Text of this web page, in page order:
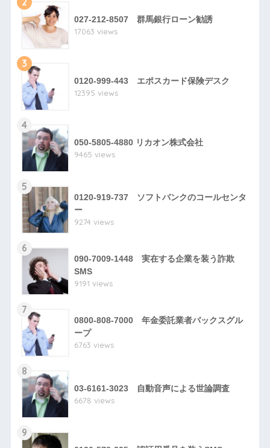
027-212-8507 群馬銀行ローン勧誘
17063 views
3
0120-999-443 エポスカード保険デスク
12395 views
4
050-5805-4880 リカオン株式会社
9465 views
5
0120-919-737 ソフトバンクのコールセンタ
ー
9274 views
6
090-7009-1448 実在する企業を装う詐欺
SMS
9191 views
7
0800-808-7000 年金委託業者バックスグル
ープ
6763 views
8
03-6161-3023 自動音声による世論調査
6678 views
9